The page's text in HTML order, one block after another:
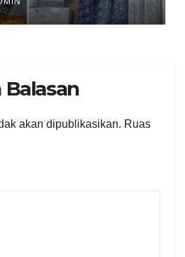
Etomidate
akan dipublikasikan. Ruas